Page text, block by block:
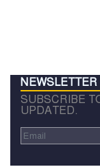
NEWSLETTER
SUBSCRIBE
UPDATED.